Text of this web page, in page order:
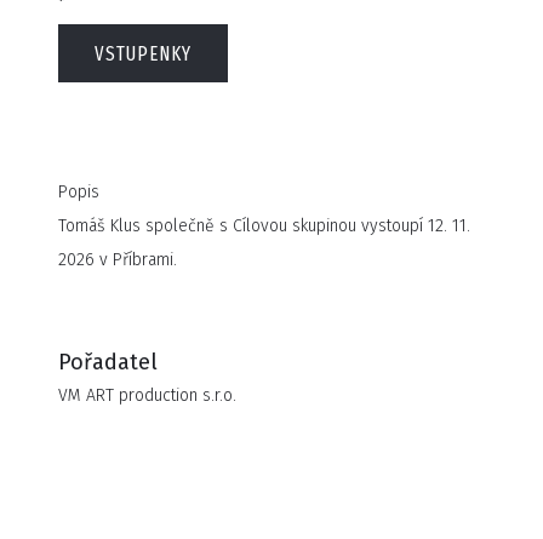
VSTUPENKY
Popis
Tomáš Klus společně s Cílovou skupinou vystoupí 12. 11.
2026 v Příbrami.
Pořadatel
VM ART production s.r.o.